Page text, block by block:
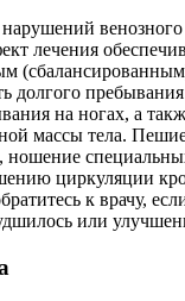
венозного
лечения
долгого
на ногах, а
массы тела.
ношение
циркуляции
к врачу,
или